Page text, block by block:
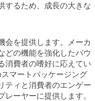
するため、成長の大きな
会を提供します。メーカ
どの機能を強化したパウ
消費者の嗜好に応えてい
マートパッケージング
ティと消費者のエンゲー
ーヤーに提供します。